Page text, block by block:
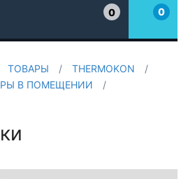
0
0
ТОВАРЫ / THERMOKON
/
В ПОМЕЩЕНИИ
/